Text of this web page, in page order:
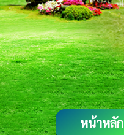
หน้าหลัก